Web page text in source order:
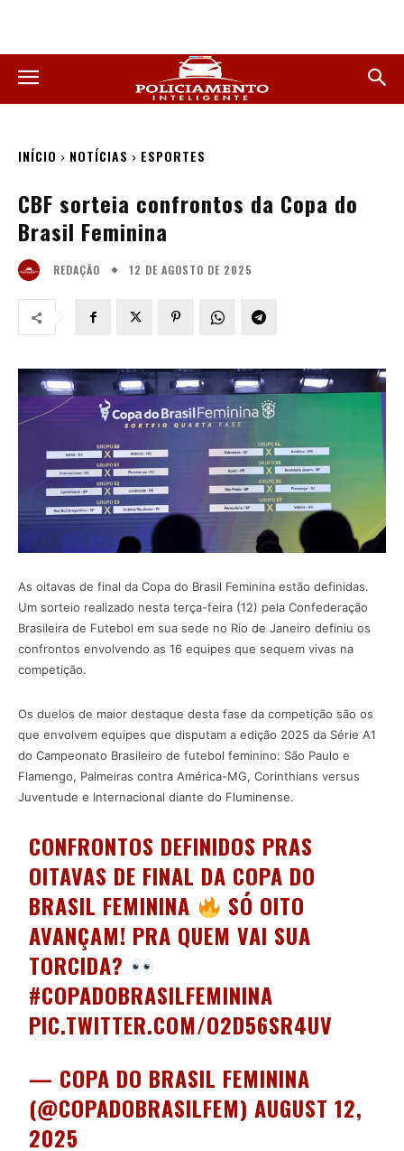
INÍCIO NOTÍCIAS ESPORTES
CBF sorteia confrontos da Copa do
Brasil Feminina
REDAÇÃO 12 DE AGOSTO DE 2025
As oitavas de final da Copa do Brasil Feminina estão definidas.
Um sorteio realizado nesta terça-feira (12) pela Confederação
Brasileira de Futebol em sua sede no Rio de Janeiro definiu os
confrontos envolvendo as 16 equipes que sequem vivas na
competição.
Os duelos de maior destaque desta fase da competição são os
que envolvem equipes que disputam a edição 2025 da Série A1
do Campeonato Brasileiro de futebol feminino: São Paulo e
Flamengo, Palmeiras contra América-MG, Corinthians versus
Juventude e Internacional diante do Fluminense.
CONFRONTOS DEFINIDOS PRAS
OITAVAS DE FINAL DA COPA DO
BRASIL FEMININA
SÓ OITO
AVANÇAM! PRA QUEM VAI SUA
TORCIDA?
#COPADOBRASILFEMININA
PIC.TWITTER.COM/O2D56SR4UV
— COPA DO BRASIL FEMININA
(@COPADOBRASILFEM)AUGUST 12,
2025